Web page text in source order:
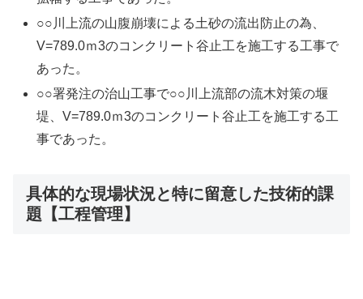
○○川上流の山腹崩壊による土砂の流出防止の為、
V=789.0ｍ3のコンクリート谷止工を施工する工事で
あった。
○○署発注の治山工事で○○川上流部の流木対策の堰
堤、V=789.0ｍ3のコンクリート谷止工を施工する工
事であった。
具体的な現場状況と特に留意した技術的課
題【工程管理】